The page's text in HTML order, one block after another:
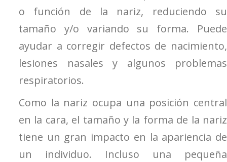
o función de la nariz, reduciendo su
tamaño y/o variando su forma. Puede
ayudar a corregir defectos de nacimiento,
lesiones nasales y algunos problemas
respiratorios.
Como la nariz ocupa una posición central
en la cara, el tamaño y la forma de la nariz
tiene un gran impacto en la apariencia de
un individuo. Incluso una pequeña